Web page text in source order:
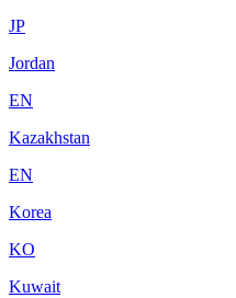
JP
Jordan
EN
Kazakhstan
EN
Korea
KO
Kuwait